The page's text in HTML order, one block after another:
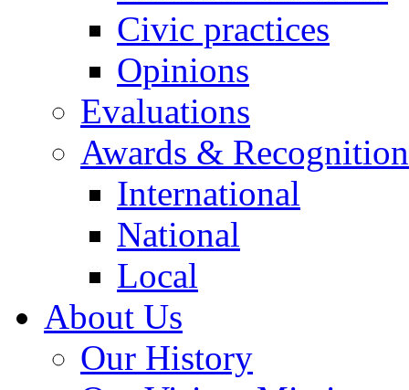
Civic practices
Opinions
Evaluations
Awards &
International
National
Local
About Us
Our History